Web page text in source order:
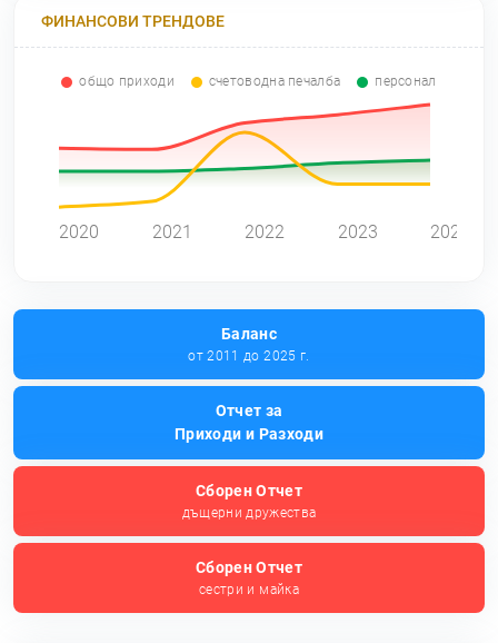
ФИНАНСОВИ ТРЕНДОВЕ
общо приходи счетоводна печалба персонал
2020 2021 2022 2023 2024
Баланс
от 2011 до 2025 г.
Отчет за
Приходи и Разходи
Сборен Отчет
дъщерни дружества
Сборен Отчет
сестри и майка